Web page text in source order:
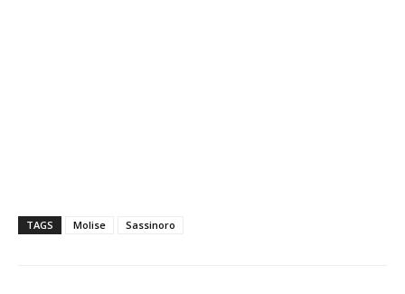
TAGS Molise Sassinoro